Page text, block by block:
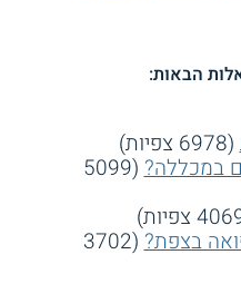
הבאות:
(6978 צפיות)
במכללה? (5099
בצפת? (3702